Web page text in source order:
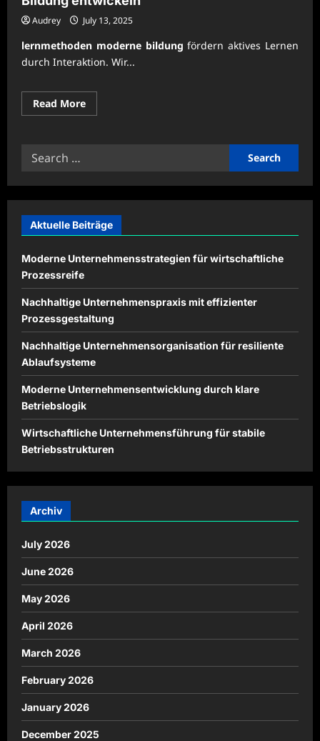
Audrey July 13, 2025
lernmethoden moderne bildung fördern aktives Lernen
durch Interaktion. Wir...
Read MoreRead
more
Search
Aktuelle Beiträge
Moderne Unternehmensstrategien für wirtschaftliche
Prozessreife
Nachhaltige Unternehmenspraxis mit effizienter
Prozessgestaltung
Nachhaltige Unternehmensorganisation für resiliente
Ablaufsysteme
Moderne Unternehmensentwicklung durch klare
Betriebslogik
Wirtschaftliche Unternehmensführung für stabile
Betriebsstrukturen
Archiv
July 2026
June 2026
May 2026
April 2026
March 2026
February 2026
January 2026
December 2025